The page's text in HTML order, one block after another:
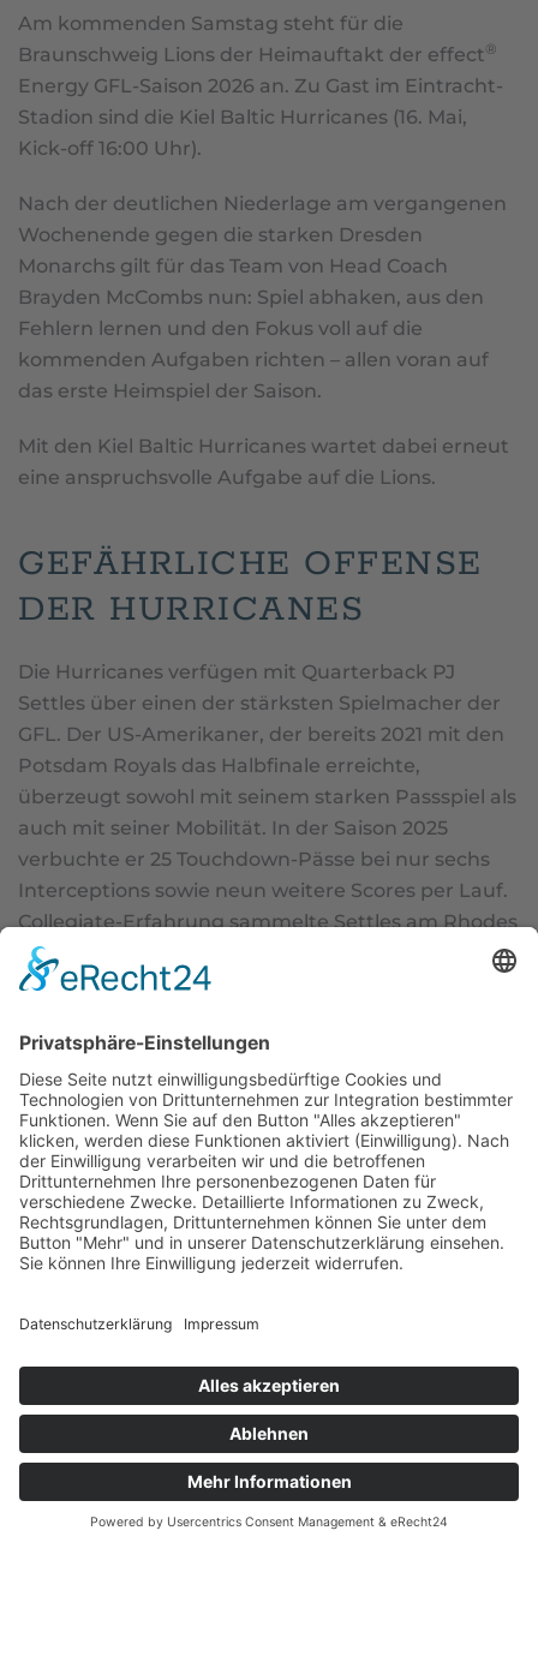
Am kommenden Samstag steht für die
Braunschweig Lions der Heimauftakt der effect ®
Energy GFL-Saison 2026 an. Zu Gast im Eintracht-
Stadion sind die Kiel Baltic Hurricanes (16. Mai,
Kick-off 16:00 Uhr).
Nach der deutlichen Niederlage am vergangenen
Wochenende gegen die starken Dresden
Monarchs gilt für das Team von Head Coach
Brayden McCombs nun: Spiel abhaken, aus den
Fehlern lernen und den Fokus voll auf die
kommenden Aufgaben richten – allen voran auf
das erste Heimspiel der Saison.
Mit den Kiel Baltic Hurricanes wartet dabei erneut
eine anspruchsvolle Aufgabe auf die Lions.
GEFÄHRLICHE OFFENSE
DER HURRICANES
Die Hurricanes verfügen mit Quarterback PJ
Settles über einen der stärksten Spielmacher der
GFL. Der US-Amerikaner, der bereits 2021 mit den
Potsdam Royals das Halbfinale erreichte,
überzeugt sowohl mit seinem starken Passspiel als
auch mit seiner Mobilität. In der Saison 2025
verbuchte er 25 Touchdown-Pässe bei nur sechs
Interceptions sowie neun weitere Scores per Lauf.
Collegiate-Erfahrung sammelte Settles am Rhodes
College, bevor er zuletzt in einer amerikanischen
Indoor-Liga aktiv war.
Verstärkung erhielt das Team zudem durch seinen
Landsmann Jarvis McClam, der 2026 von den
Hamburg Sea Devils nach Kiel wechselte. Nach
Stationen an der Seton Hill University, in Australien
bei den Brisbane Rhinos sowie mehreren Jahren
bei den Langenfeld Longhorns sammelte der 31-
Jährige unter anderem GFL-Erfahrung bei den
Cologne Crocodiles. Weitere Stationen führten ihn
Deutschland zurückkehrt.
Im Backfield bleibt Runningback Lorenz
Rotermund eine zentrale Figur im Angriff von
Head Coach Timo Zorn. Mit rund 800 Yards
Raumgewinn und neun Touchdowns bei 146
Laufversuchen in der vergangenen Saison zählt er
zu den verlässlichsten Leistungsträgern der